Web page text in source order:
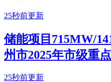
25秒前更新
储能项目715MW/
州市2025年市级重
25秒前更新